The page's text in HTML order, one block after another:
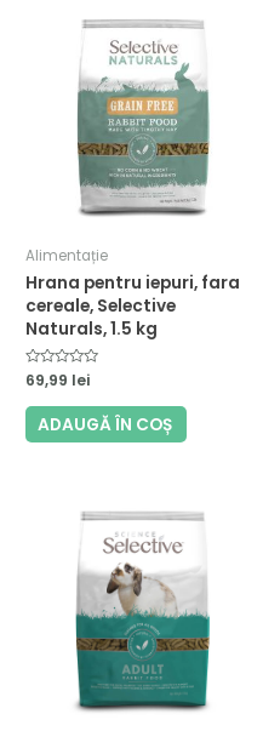
Alimentație
Hrana pentru iepuri, fara
cereale, Selective
Naturals, 1.5 kg
Evaluat
la
0
din
69,99 lei
ADAUGĂ ÎN COȘ